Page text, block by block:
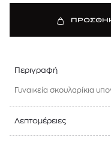
Περιγραφή
Γυναικεία σκουλαρίκια
Λεπτομέρειες